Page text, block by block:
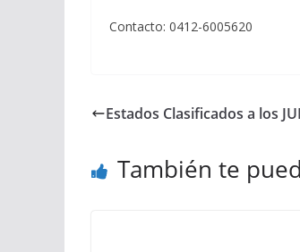
Contacto: 0412-6005620
Estados Clasificados a los
También te